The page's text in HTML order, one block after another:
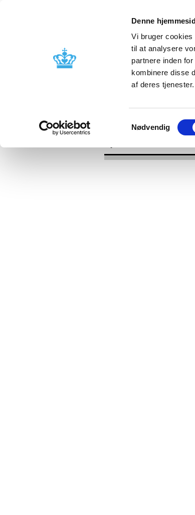
Denne
Vi bruger
til at analysere
partnere inden
kombinere disse
af deres tjenester.
Samtykkevalg
Nødvendig
Godkendelse og